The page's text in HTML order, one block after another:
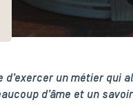
d’exercer un métier
d’âme et un